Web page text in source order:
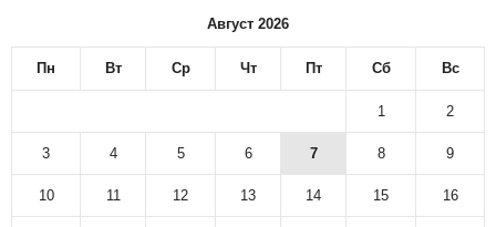
Август 2026
Пн Вт Ср Чт Пт Сб Вс
1 2
3 4 5 6 7 8 9
10 11 12 13 14 15 16